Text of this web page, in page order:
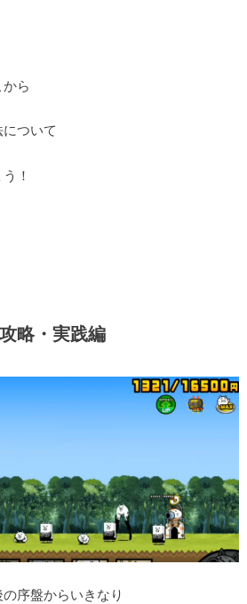
ら
ついて
！
略・実践編
序盤からいきなり